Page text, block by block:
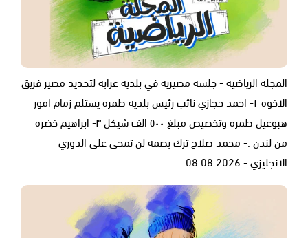
المجلة الرياضية - جلسه مصيريه في بلدية عرابه لتحديد مصير فريق
الاخوه ٢- احمد حجازي نائب رئيس بلدية طمره يستلم زمام امور
هبوعيل طمره وتخصيص مبلغ ٥٠٠ الف شيكل ٣- ابراهيم خضره
من لندن :- محمد صلاح ترك بصمه لن تمحى على الدوري
الانجليزي - 08.08.2026